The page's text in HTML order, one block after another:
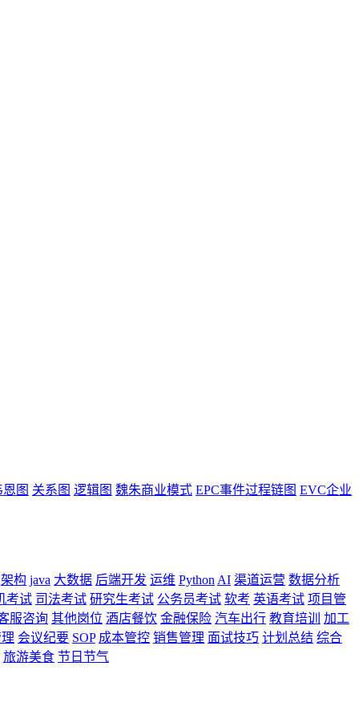
恩图 关系图 逻辑图 魏朱商业模式 EPC事件过程链图 EVC企业
架构 java 大数据 后端开发 运维 Python AI 渠道运营 数据分析
考试 司法考试 研究生考试 公务员考试 软考 英语考试 项目管
服咨询 其他岗位 酒店餐饮 金融保险 汽车出行 教育培训
加工
会议纪要 SOP 成本管控 销售管理 面试技巧 计划总结 综合
旅游美食 节日节气